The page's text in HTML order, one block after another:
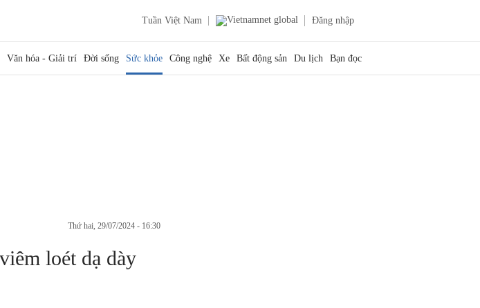
Tuần Việt Nam Đăng nhập
Văn hóa - Giải trí Đời sống Sức khỏe Công nghệ Xe Bất động sản Du lịch Bạn đọc
thứ hai, 29/07/2024 - 16:30
loét dạ dày